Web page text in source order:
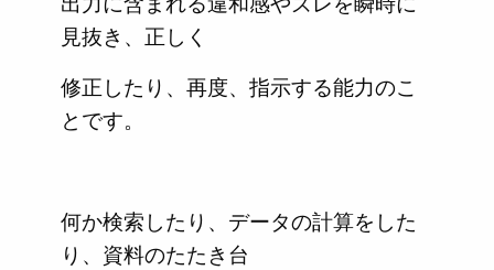
見抜き、正しく
修正したり、再度、指示する能力のこ
とです。
何か検索したり、データの計算をした
り、資料のたたき台